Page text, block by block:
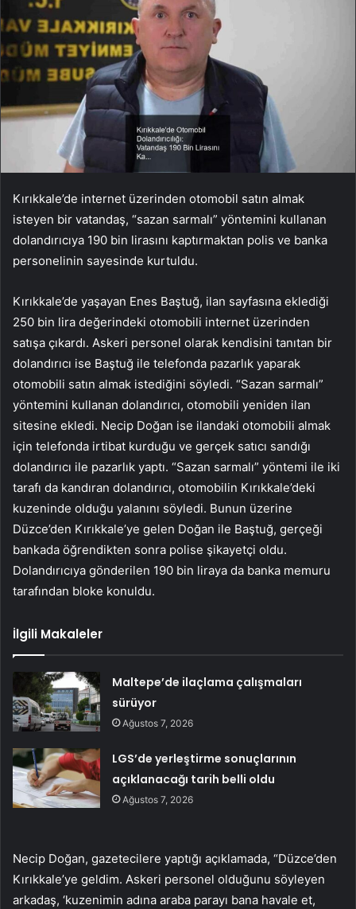
Kırıkkale’de internet üzerinden otomobil satın almak
isteyen bir vatandaş, “sazan sarmalı” yöntemini kullanan
dolandırıcıya 190 bin lirasını kaptırmaktan polis ve banka
personelinin sayesinde kurtuldu.
Kırıkkale’de yaşayan Enes Baştuğ, ilan sayfasına eklediği
250 bin lira değerindeki otomobili internet üzerinden
satışa çıkardı. Askeri personel olarak kendisini tanıtan bir
dolandırıcı ise Baştuğ ile telefonda pazarlık yaparak
otomobili satın almak istediğini söyledi. “Sazan sarmalı”
yöntemini kullanan dolandırıcı, otomobili yeniden ilan
sitesine ekledi. Necip Doğan ise ilandaki otomobili almak
için telefonda irtibat kurduğu ve gerçek satıcı sandığı
dolandırıcı ile pazarlık yaptı. “Sazan sarmalı” yöntemi ile iki
tarafı da kandıran dolandırıcı, otomobilin Kırıkkale’deki
kuzeninde olduğu yalanını söyledi. Bunun üzerine
Düzce’den Kırıkkale’ye gelen Doğan ile Baştuğ, gerçeği
bankada öğrendikten sonra polise şikayetçi oldu.
Dolandırıcıya gönderilen 190 bin liraya da banka memuru
tarafından bloke konuldu.
İlgili Makaleler
Maltepe’de ilaçlama çalışmaları
sürüyor
Ağustos 7, 2026
LGS’de yerleştirme sonuçlarının
açıklanacağı tarih belli oldu
Ağustos 7, 2026
Necip Doğan, gazetecilere yaptığı açıklamada, “Düzce’den
Kırıkkale’ye geldim. Askeri personel olduğunu söyleyen
arkadaş, ‘kuzenimin adına araba parayı bana havale et,